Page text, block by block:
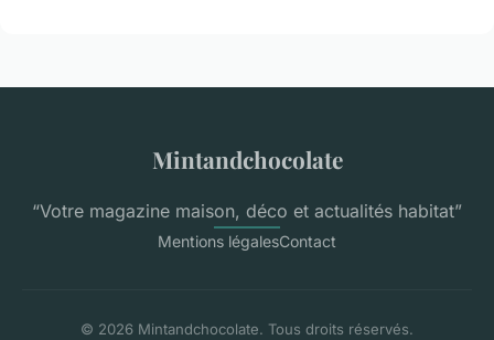
Mintandchocolate
“Votre magazine maison, déco et actualités habitat”
Mentions légalesContact
© 2026 Mintandchocolate. Tous droits réservés.